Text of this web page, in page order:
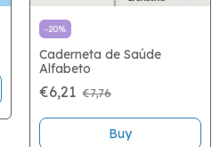
-20%
Caderneta de Saúde
Alfabeto
€6,21 €7,76
Buy